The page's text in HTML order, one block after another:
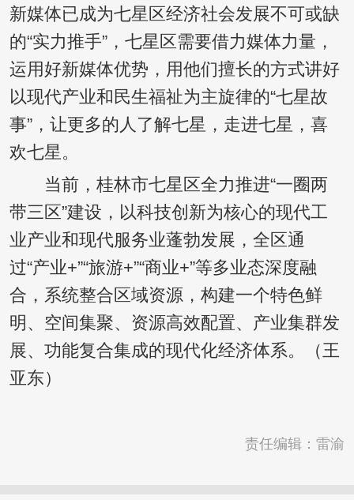
新媒体已成为七星区经济社会发展不可或缺
的“实力推手”，七星区需要借力媒体力量，
运用好新媒体优势，用他们擅长的方式讲好
以现代产业和民生福祉为主旋律的“七星故
事”，让更多的人了解七星，走进七星，喜
欢七星。
当前，桂林市七星区全力推进“一圈两
带三区”建设，以科技创新为核心的现代工
业产业和现代服务业蓬勃发展，全区通
过“产业+”“旅游+”“商业+”等多业态深度融
合，系统整合区域资源，构建一个特色鲜
明、空间集聚、资源高效配置、产业集群发
展、功能复合集成的现代化经济体系。（王
亚东）
责任编辑：雷渝